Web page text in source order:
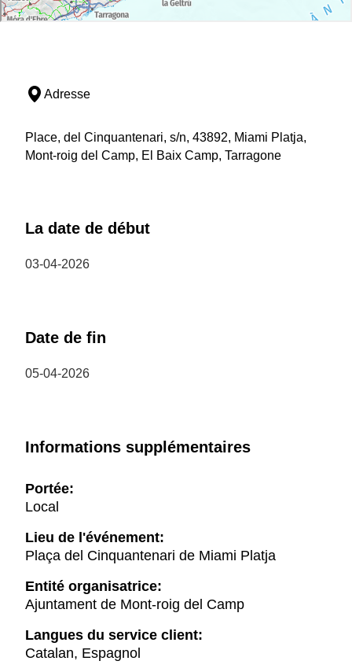
Adresse
Place, del Cinquantenari, s/n, 43892, Miami Platja,
Mont-roig del Camp, El Baix Camp, Tarragone
La date de début
03-04-2026
Date de fin
05-04-2026
Informations supplémentaires
Portée:
Local
Lieu de l'événement:
Plaça del Cinquantenari de Miami Platja
Entité organisatrice:
Ajuntament de Mont-roig del Camp
Langues du service client:
Catalan, Espagnol